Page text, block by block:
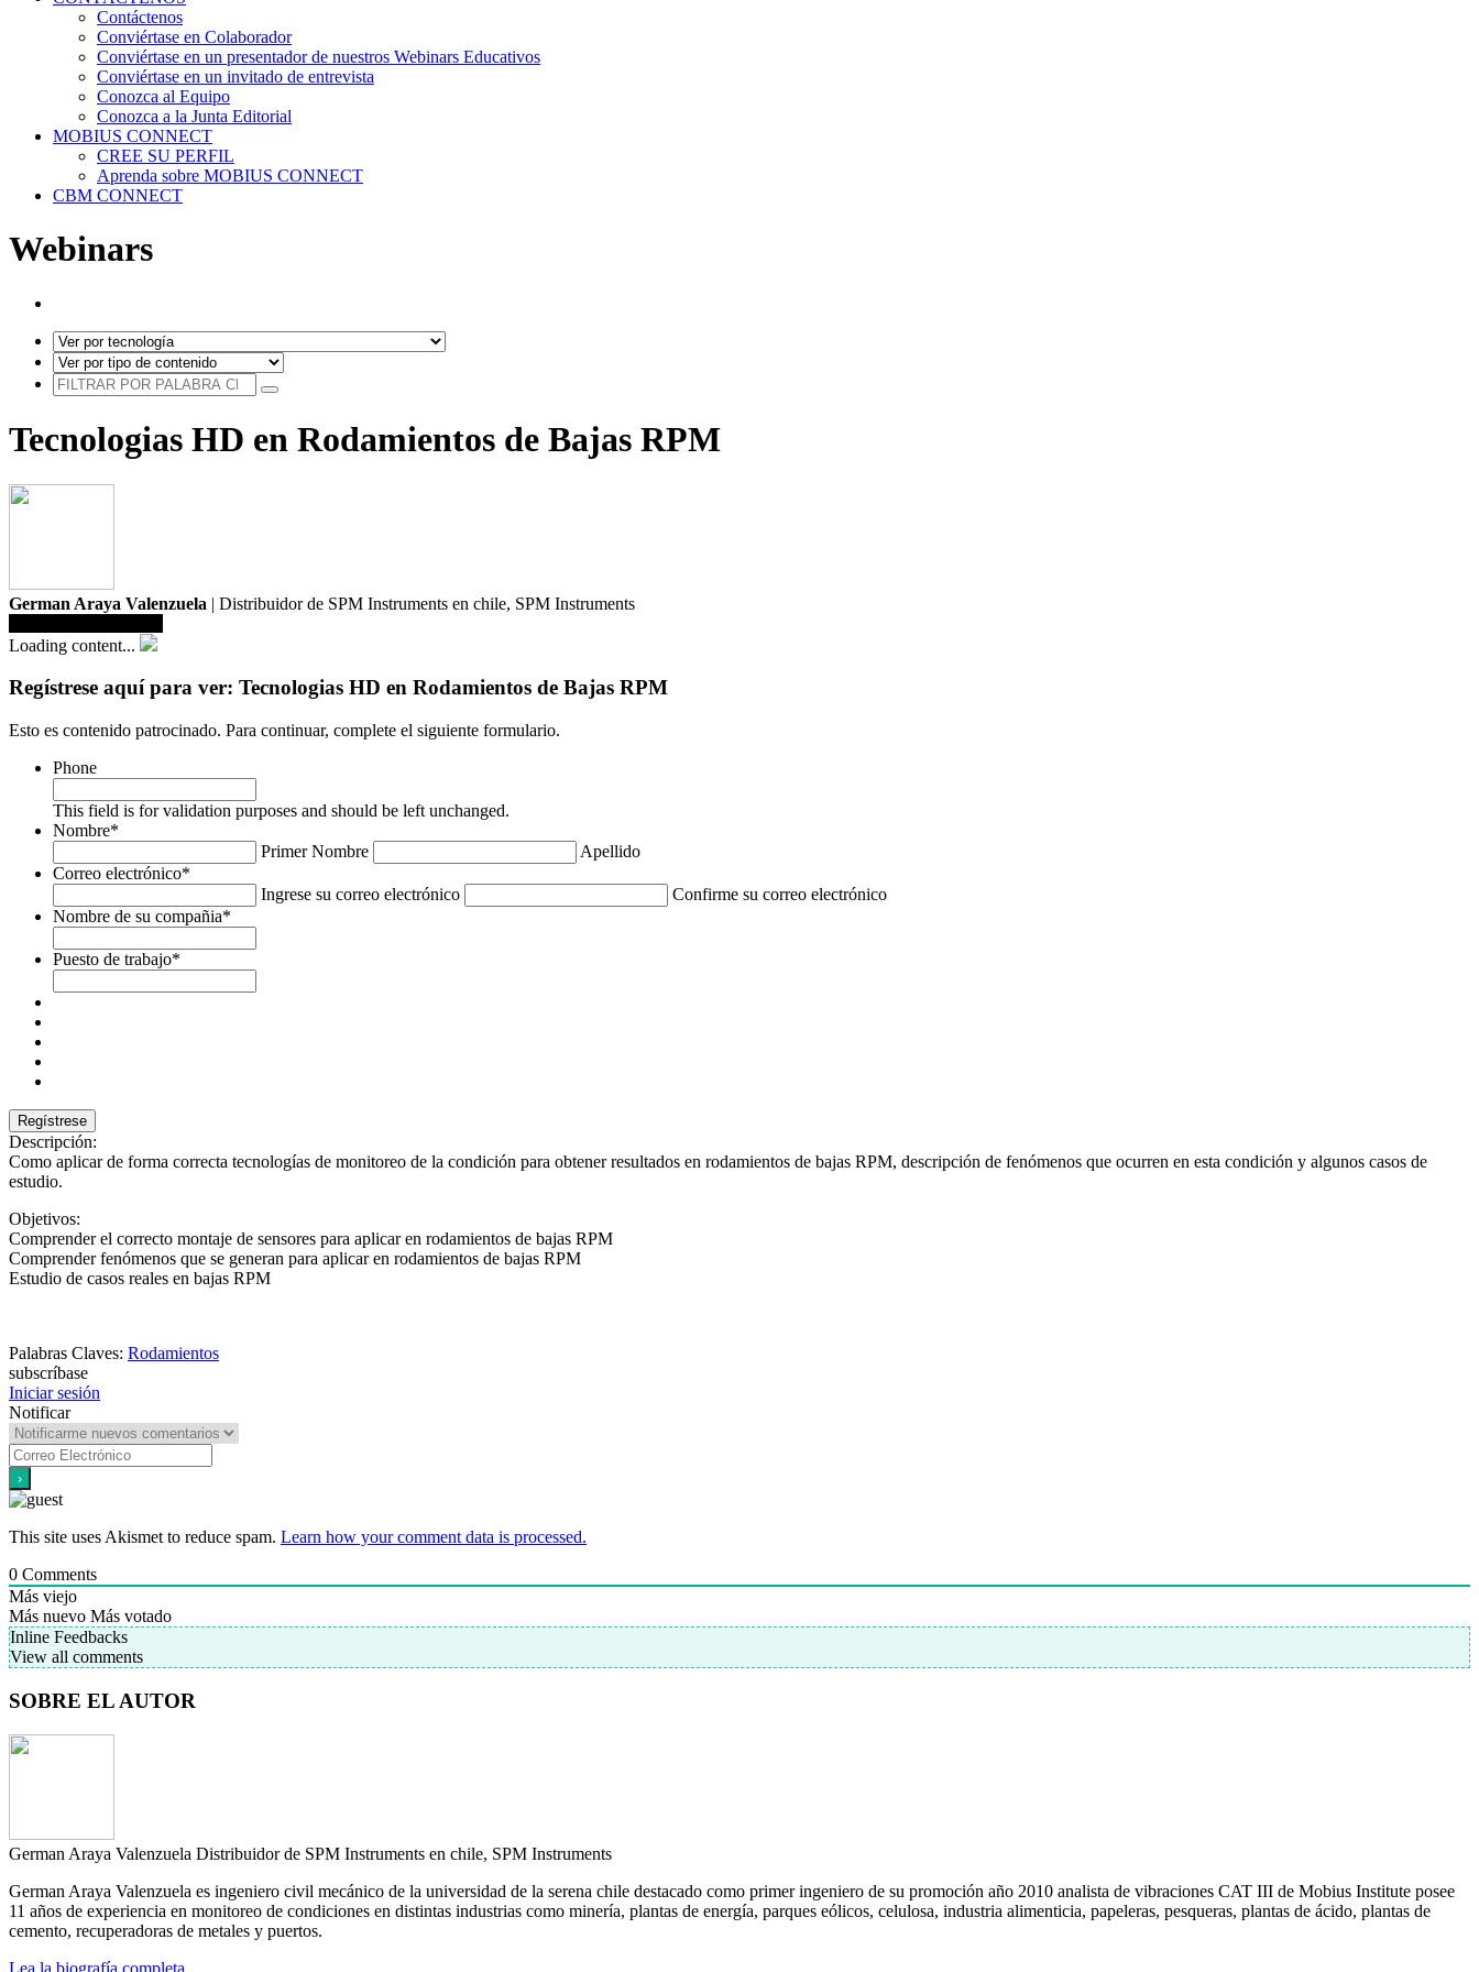
Contáctenos
Conviértase en Colaborador
Conviértase en un presentador de nuestros Webinars Educativos
Conviértase en un invitado de entrevista
Conozca al Equipo
Conozca a la Junta Editorial
MOBIUS CONNECT
CREE SU PERFIL
Aprenda sobre MOBIUS CONNECT
CBM CONNECT
Webinars
Tecnologias HD en Rodamientos de Bajas RPM
German Araya Valenzuela | Distribuidor de SPM Instruments en chile, SPM Instruments
Loading content...
Regístrese aquí para ver: Tecnologias HD en Rodamientos de Bajas RPM
Esto es contenido patrocinado. Para continuar, complete el siguiente formulario.
Phone
This field is for validation purposes and should be left unchanged.
Nombre*
Primer Nombre
Apellido
Correo electrónico*
Ingrese su correo electrónico
Confirme su correo electrónico
Nombre de su compañia*
Puesto de trabajo*
Descripción:
Como aplicar de forma correcta tecnologías de monitoreo de la condición para obtener resultados en rodamientos de bajas RPM, descripción de fenómenos que ocurren en esta condición y algunos casos de
estudio.
Objetivos:
Comprender el correcto montaje de sensores para aplicar en rodamientos de bajas RPM
Comprender fenómenos que se generan para aplicar en rodamientos de bajas RPM
Estudio de casos reales en bajas RPM
Palabras Claves: Rodamientos
subscríbase
Iniciar sesión
Notificar
This site uses Akismet to reduce spam. Learn how your comment data is processed.
0 Comments
Más viejo
Más nuevo Más votado
Inline Feedbacks
View all comments
SOBRE EL AUTOR
German Araya Valenzuela Distribuidor de SPM Instruments en chile, SPM Instruments
German Araya Valenzuela es ingeniero civil mecánico de la universidad de la serena chile destacado como primer ingeniero de su promoción año 2010 analista de vibraciones CAT III de Mobius Institute posee
11 años de experiencia en monitoreo de condiciones en distintas industrias como minería, plantas de energía, parques eólicos, celulosa, industria alimenticia, papeleras, pesqueras, plantas de ácido, plantas de
cemento, recuperadoras de metales y puertos.
Lea la biografía completa